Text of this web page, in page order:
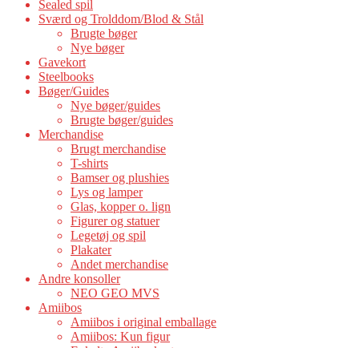
Sealed spil
Sværd og Trolddom/Blod & Stål
Brugte bøger
Nye bøger
Gavekort
Steelbooks
Bøger/Guides
Nye bøger/guides
Brugte bøger/guides
Merchandise
Brugt merchandise
T-shirts
Bamser og plushies
Lys og lamper
Glas, kopper o. lign
Figurer og statuer
Legetøj og spil
Plakater
Andet merchandise
Andre konsoller
NEO GEO MVS
Amiibos
Amiibos i original emballage
Amiibos: Kun figur